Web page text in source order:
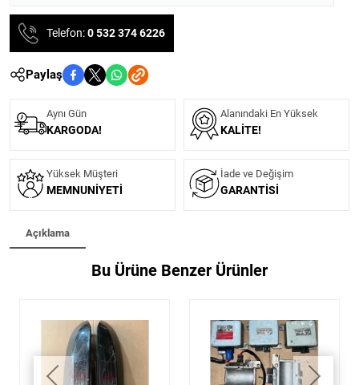
Telefon:0 532 374 6226
Paylaş
Aynı Gün
KARGODA!
Alanındaki En Yüksek
KALITE!
Yüksek Müşteri
MEMNUNIYETI
İade ve Değişim
GARANTISI
Açıklama
Bu Ürüne Benzer Ürünler